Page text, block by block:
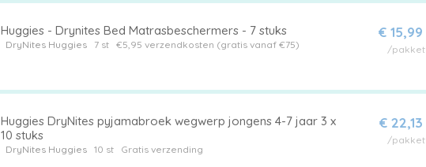
Huggies - Drynites Bed Matrasbeschermers - 7 stuks
DryNites Huggies7 st €5,95 verzendkosten (gratis vanaf €75)
€ 15,99
/pakket
Huggies DryNites pyjamabroek wegwerp jongens 4-7 jaar 3 x
10 stuks
DryNites Huggies10 st Gratis verzending
€ 22,13
/pakket